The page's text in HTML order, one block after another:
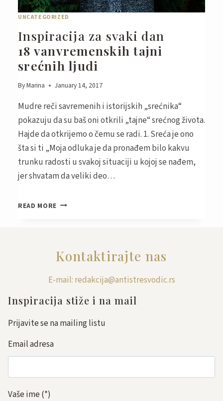
UNCATEGORIZED
Inspiracija za svaki dan
18 vanvremenskih tajni
srećnih ljudi
ByMarina January 14, 2017
Mudre reči savremenih i istorijskih „srećnika“
pokazuju da su baš oni otkrili „tajne“ srećnog života.
Hajde da otkrijemo o čemu se radi. 1. Sreća je ono
šta si ti „Moja odluka je da pronađem bilo kakvu
trunku radosti u svakoj situaciji u kojoj se nađem,
jer shvatam da veliki deo…
READ MORE INSPIRACIJA
VANVREMENSKIH
SREĆNIH
LJUDI
Kontaktirajte nas
E-mail: redakcija@antistresvodic.rs
Inspiracija stiže i na mail
Prijavite se na mailing listu
Email adresa
Vaše ime (*)